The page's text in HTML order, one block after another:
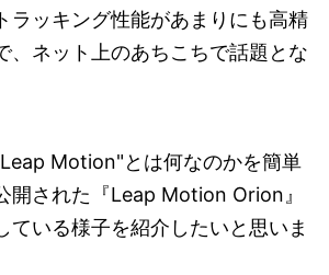
ラッキング性能があまりにも高精
、ネット上のあちこちで話題とな
Motion"とは何なのかを簡単
開された『Leap Motion Orion』
ている様子を紹介したいと思いま